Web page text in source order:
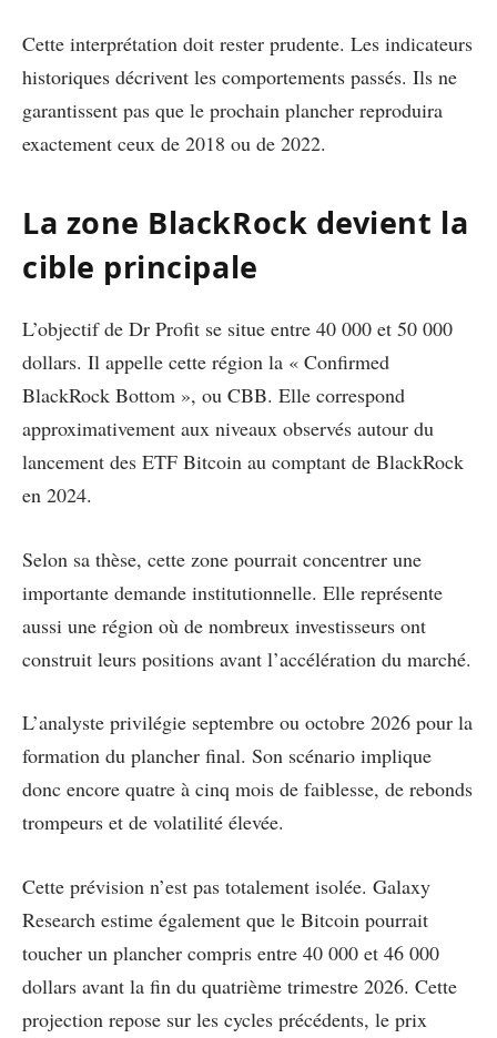
Cette interprétation doit rester prudente. Les indicateurs
historiques décrivent les comportements passés. Ils ne
garantissent pas que le prochain plancher reproduira
exactement ceux de 2018 ou de 2022.
La zone BlackRock devient la
cible principale
L’objectif de Dr Profit se situe entre 40 000 et 50 000
dollars. Il appelle cette région la « Confirmed
BlackRock Bottom », ou CBB. Elle correspond
approximativement aux niveaux observés autour du
lancement des ETF Bitcoin au comptant de BlackRock
en 2024.
Selon sa thèse, cette zone pourrait concentrer une
importante demande institutionnelle. Elle représente
aussi une région où de nombreux investisseurs ont
construit leurs positions avant l’accélération du marché.
L’analyste privilégie septembre ou octobre 2026 pour la
formation du plancher final. Son scénario implique
donc encore quatre à cinq mois de faiblesse, de rebonds
trompeurs et de volatilité élevée.
Cette prévision n’est pas totalement isolée. Galaxy
Research estime également que le Bitcoin pourrait
toucher un plancher compris entre 40 000 et 46 000
dollars avant la fin du quatrième trimestre 2026. Cette
projection repose sur les cycles précédents, le prix